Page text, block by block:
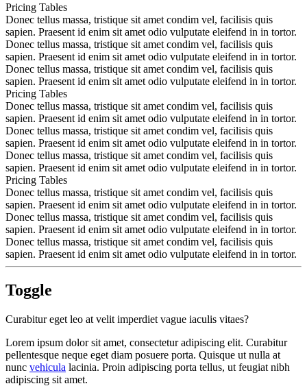
Pricing Tables
Donec tellus massa, tristique sit amet condim vel, facilisis quis
sapien. Praesent id enim sit amet odio vulputate eleifend in in tortor.
Donec tellus massa, tristique sit amet condim vel, facilisis quis
sapien. Praesent id enim sit amet odio vulputate eleifend in in tortor.
Donec tellus massa, tristique sit amet condim vel, facilisis quis
sapien. Praesent id enim sit amet odio vulputate eleifend in in tortor.
Pricing Tables
Donec tellus massa, tristique sit amet condim vel, facilisis quis
sapien. Praesent id enim sit amet odio vulputate eleifend in in tortor.
Donec tellus massa, tristique sit amet condim vel, facilisis quis
sapien. Praesent id enim sit amet odio vulputate eleifend in in tortor.
Donec tellus massa, tristique sit amet condim vel, facilisis quis
sapien. Praesent id enim sit amet odio vulputate eleifend in in tortor.
Pricing Tables
Donec tellus massa, tristique sit amet condim vel, facilisis quis
sapien. Praesent id enim sit amet odio vulputate eleifend in in tortor.
Donec tellus massa, tristique sit amet condim vel, facilisis quis
sapien. Praesent id enim sit amet odio vulputate eleifend in in tortor.
Donec tellus massa, tristique sit amet condim vel, facilisis quis
sapien. Praesent id enim sit amet odio vulputate eleifend in in tortor.
Toggle
Curabitur eget leo at velit imperdiet vague iaculis vitaes?
Lorem ipsum dolor sit amet, consectetur adipiscing elit. Curabitur
pellentesque neque eget diam posuere porta. Quisque ut nulla at
nunc vehicula lacinia. Proin adipiscing porta tellus, ut feugiat nibh
adipiscing sit amet.